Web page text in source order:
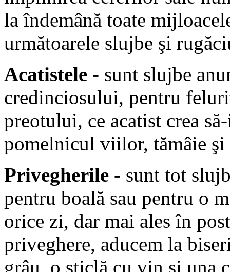
la îndemână toate
următoarele slujbe şi
Acatistele - sunt slujbe
credinciosului, pentru
preotului, ce acatist crea
pomelnicul viilor, tămâie
Privegherile - sunt tot
pentru boală sau pentru o
orice zi, dar mai ales în
priveghere, aducem la
grâu, o sticlă cu vin şi una